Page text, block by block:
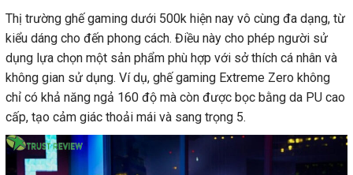
Thị trường ghế gaming dưới 500k hiện nay vô cùng đa dạng, từ
kiểu dáng cho đến phong cách. Điều này cho phép người sử
dụng lựa chọn một sản phẩm phù hợp với sở thích cá nhân và
không gian sử dụng. Ví dụ, ghế gaming Extreme Zero không
chỉ có khả năng ngả 160 độ mà còn được bọc bằng da PU cao
cấp, tạo cảm giác thoải mái và sang trọng 5.